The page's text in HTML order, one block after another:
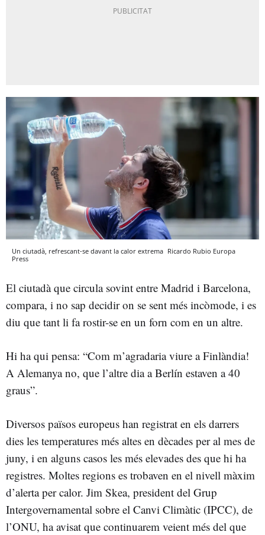
Un ciutadà, refrescant-se davant la calor extrema Ricardo Rubio Europa
Press
El ciutadà que circula sovint entre Madrid i Barcelona,
compara, i no sap decidir on se sent més incòmode, i es
diu que tant li fa rostir-se en un forn com en un altre.
Hi ha qui pensa: “Com m’agradaria viure a Finlàndia!
A Alemanya no, que l’altre dia a Berlín estaven a 40
graus”.
Diversos països europeus han registrat en els darrers
dies les temperatures més altes en dècades per al mes de
juny, i en alguns casos les més elevades des que hi ha
registres. Moltes regions es trobaven en el nivell màxim
d’alerta per calor. Jim Skea, president del Grup
Intergovernamental sobre el Canvi Climàtic (IPCC), de
l’ONU, ha avisat que continuarem veient més del que